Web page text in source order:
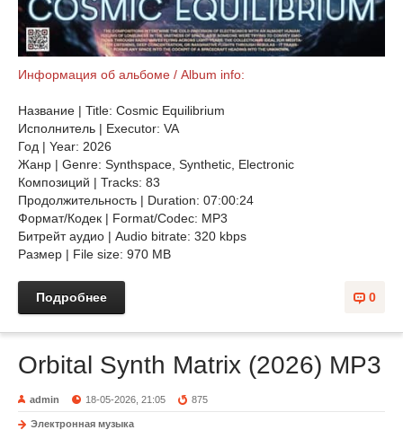
Информация об альбоме / Album info:
Название | Title: Cosmic Equilibrium
Исполнитель | Executor: VA
Год | Year: 2026
Жанр | Genre: Synthspace, Synthetic, Electronic
Композиций | Tracks: 83
Продолжительность | Duration: 07:00:24
Формат/Кодек | Format/Codec: MP3
Битрейт аудио | Audio bitrate: 320 kbps
Размер | File size: 970 MB
0
Подробнее
Orbital Synth Matrix (2026) MP3
admin 18-05-2026, 21:05 875
Электронная музыка